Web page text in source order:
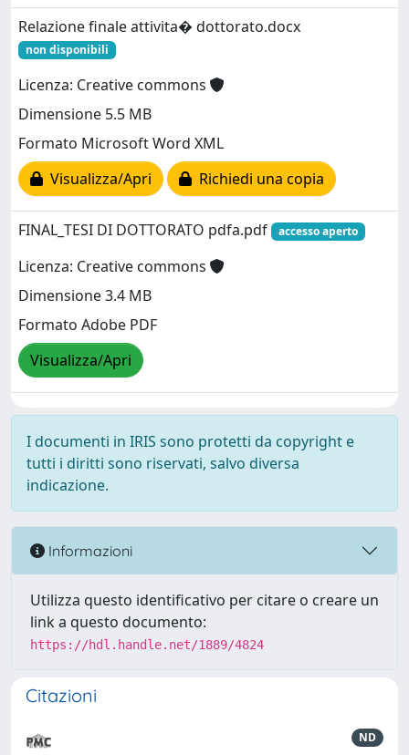
Relazione finale attivita� dottorato.docx
non disponibili
Licenza: Creative commons
Dimensione 5.5 MB
Formato Microsoft Word XML
Visualizza/Apri
Richiedi una copia
FINAL_TESI DI DOTTORATO pdfa.pdf accesso aperto
Licenza: Creative commons
Dimensione 3.4 MB
Formato Adobe PDF
Visualizza/Apri
I documenti in IRIS sono protetti da copyright e
tutti i diritti sono riservati, salvo diversa
indicazione.
Informazioni
Utilizza questo identificativo per citare o creare un
link a questo documento:
https://hdl.handle.net/1889/4824
Citazioni
ND